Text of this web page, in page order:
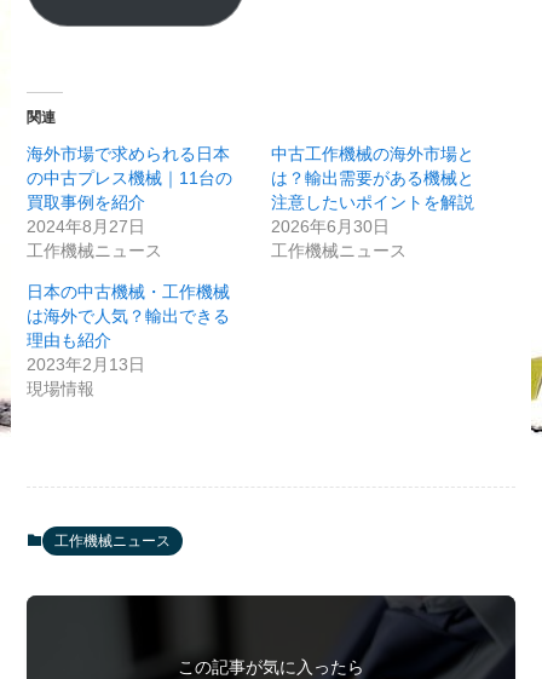
関連
海外市場で求められる日本
の中古プレス機械｜11台の
買取事例を紹介
2024年8月27日
工作機械ニュース
中古工作機械の海外市場と
は？輸出需要がある機械と
注意したいポイントを解説
2026年6月30日
工作機械ニュース
日本の中古機械・工作機械
は海外で人気？輸出できる
理由も紹介
2023年2月13日
現場情報
工作機械ニュース
この記事が気に入ったら